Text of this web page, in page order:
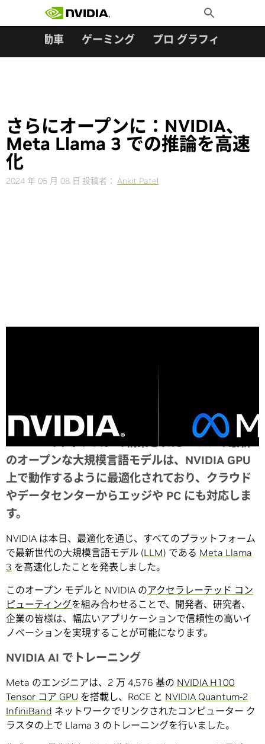
Toggle
Search
自動車 ゲーミング プロ グラフィックス
さらにオープンに：NVIDIA、
Meta Llama 3 での推論を高速
化
2024 年 05 月 08 日 投稿者： Ankit Patel
NVIDIA のテクノロジで構築された Meta の最新
のオープンな大規模言語モデルは、NVIDIA GPU
上で動作するように最適化されており、クラウド
やデータセンターからエッジや PC にも対応しま
す。
NVIDIA は本日、最適化を通じ、すべてのプラットフォーム
で最新世代の大規模言語モデル (LLM) である Meta Llama
3 を高速化したことを発表しました。
このオープン モデルと NVIDIA のアクセラレーテッド コン
ピューティングを組み合わせることで、開発者、研究者、
企業の皆様は、幅広いアプリケーションで信頼性の高いイ
ノベーションを実現することが可能になります。
NVIDIA AI でトレーニング
Meta のエンジニアは、2 万 4,576 基の NVIDIA H100
Tensor コア GPU を搭載し、RoCE と NVIDIA Quantum-2
InfiniBand ネットワークでリンクされたコンピューター ク
ラスタの上で Llama 3 のトレーニングを行いました。